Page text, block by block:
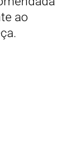
ao